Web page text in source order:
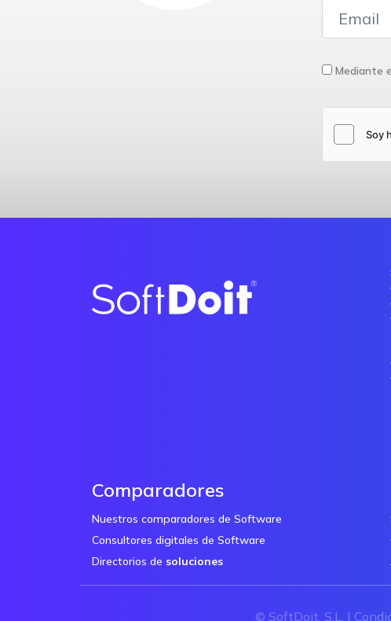
Mediante
Comparadores
Nuestros comparadores de Software
Consultores digitales de Software
Directorios de soluciones
© SoftDoit, S.L. |